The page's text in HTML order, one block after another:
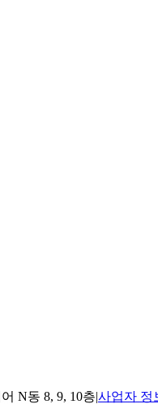
N동 8, 9, 10층|사업자 정